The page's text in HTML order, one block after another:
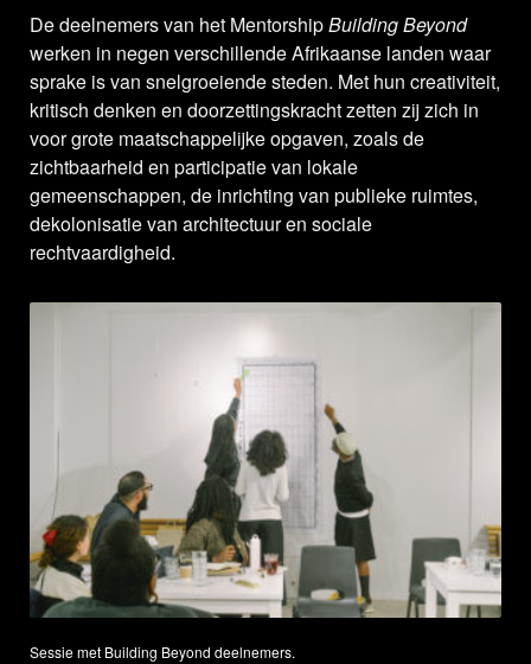
De deelnemers van het MentorshipBuilding Beyond
werken in negen verschillende Afrikaanse landen waar
sprake is van snelgroeiende steden. Met hun creativiteit,
kritisch denken en doorzettingskracht zetten zij zich in
voor grote maatschappelijke opgaven, zoals de
zichtbaarheid en participatie van lokale
gemeenschappen, de inrichting van publieke ruimtes,
dekolonisatie van architectuur en sociale
rechtvaardigheid.
Sessie met Building Beyond deelnemers.